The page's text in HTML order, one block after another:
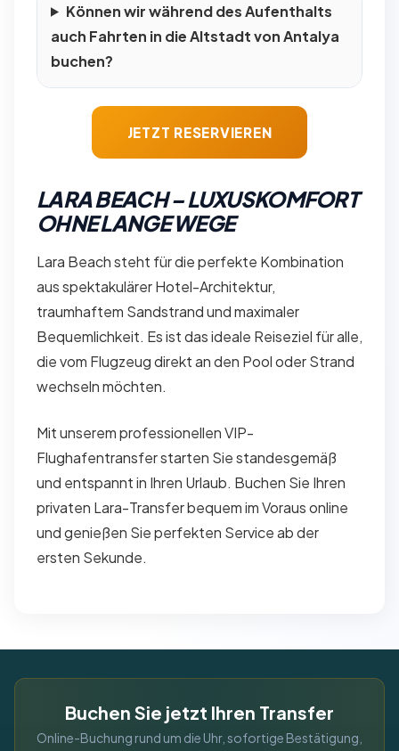
Können wir während des Aufenthalts
auch Fahrten in die Altstadt von Antalya
buchen?
JETZT RESERVIEREN
LARA BEACH – LUXUSKOMFORT
OHNE LANGE WEGE
Lara Beach steht für die perfekte Kombination
aus spektakulärer Hotel-Architektur,
traumhaftem Sandstrand und maximaler
Bequemlichkeit. Es ist das ideale Reiseziel für alle,
die vom Flugzeug direkt an den Pool oder Strand
wechseln möchten.
Mit unserem professionellen VIP-
Flughafentransfer starten Sie standesgemäß
und entspannt in Ihren Urlaub. Buchen Sie Ihren
privaten Lara-Transfer bequem im Voraus online
und genießen Sie perfekten Service ab der
ersten Sekunde.
Buchen Sie jetzt Ihren Transfer
Online-Buchung rund um die Uhr, sofortige Bestätigung,